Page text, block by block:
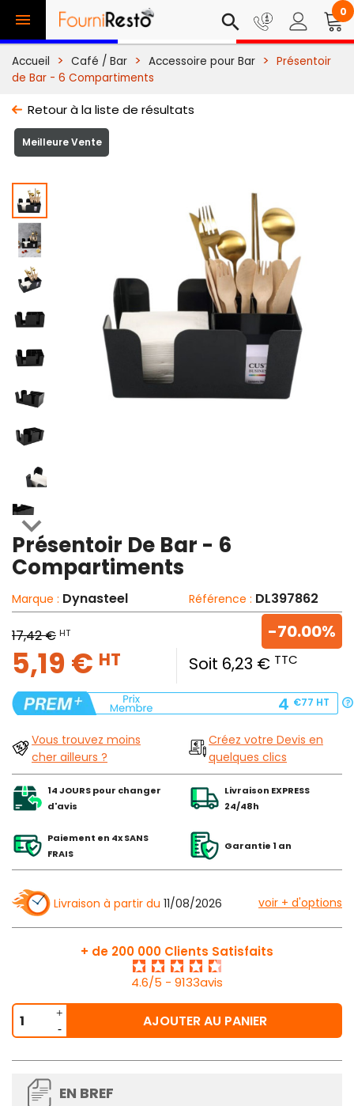
 search 0
Accueil Café / Bar Accessoire pour Bar
Présentoir
de Bar - 6 Compartiments
Retour à la liste de résultats
Meilleure Vente

Présentoir De Bar - 6
Compartiments
Marque : Dynasteel Référence : DL397862
17,42 € HT
5,19 € HT Soit 6,23 € TTC
-70.00%
4 €77 HT
Vous trouvez moins
cher ailleurs ?
Créez votre Devis en
quelques clics
14 JOURS pour changer
d'avis
Livraison EXPRESS
24/48h
Paiement en 4x SANS
FRAIS
Garantie 1 an
Livraison à partir du 11/08/2026 voir + d'options
+ de 200 000 Clients Satisfaits
4.6/5 - 9133avis
AJOUTER AU PANIER
EN BREF